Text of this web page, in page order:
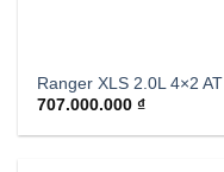
Ranger XLS 2.0L 4×2 AT
707.000.000₫